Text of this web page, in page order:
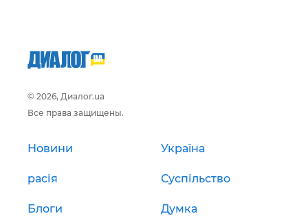
© 2026, Диалог.ua
Все права защищены.
Новини Україна
расія Суспільство
Блоги Думка